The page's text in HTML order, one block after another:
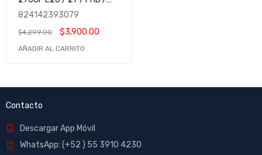
200Hz / Rapid VA / HDMI-
Sync / HDR Ready / Negro
/ MAG 276CF E20 / MSIB /
824142393079
$4,299.00 $3,900.00
AÑADIR AL CARRITO
Contacto
Descargar App Móvil
WhatsApp: (+52 ) 55 3910 4230